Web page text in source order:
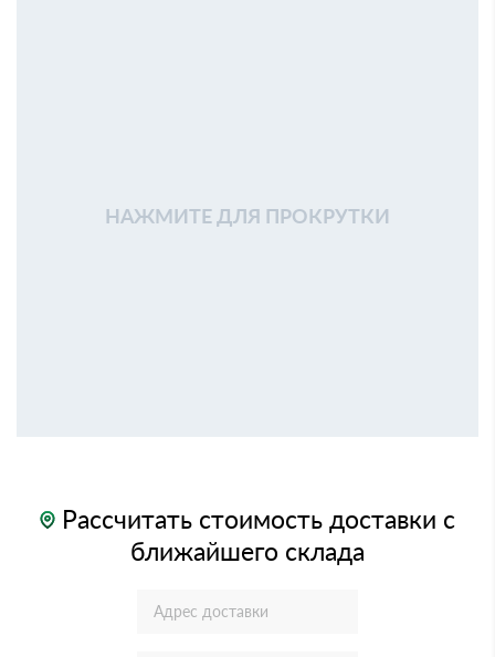
НАЖМИТЕ ДЛЯ ПРОКРУТКИ
Рассчитать стоимость доставки с
ближайшего склада